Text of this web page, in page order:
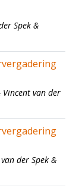
Spek &
van der
der Spek &